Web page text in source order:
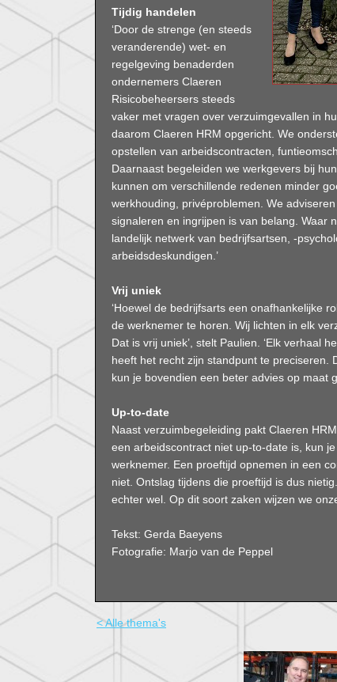
Tijdig handelen
‘Door de strenge (en steeds
veranderende) wet- en
regelgeving benaderden
ondernemers Claeren
Risicobeheersers steeds
vaker met vragen over verzuimgevallen in
daarom Claeren HRM opgericht. We
opstellen van arbeidscontracten,
Daarnaast begeleiden we werkgevers bij
kunnen om verschillende redenen minder
werkhouding, privéproblemen. We
signaleren en ingrijpen is van belang. Waar
landelijk netwerk van bedrijfsartsen, -
arbeidsdeskundigen.’
Vrij uniek
‘Hoewel de bedrijfsarts een onafhankelijke
de werknemer te horen. Wij lichten in elk
Dat is vrij uniek’, stelt Paulien. ‘Elk verhaal
heeft het recht zijn standpunt te preciseren.
kun je bovendien een beter advies op maat
Up-to-date
Naast verzuimbegeleiding pakt Claeren
een arbeidscontract niet up-to-date is, kun
werknemer. Een proeftijd opnemen in een
niet. Ontslag tijdens die proeftijd is dus
echter wel. Op dit soort zaken wijzen we
Tekst: Gerda Baeyens
Fotografie: Marjo van de Peppel
< Alle thema's